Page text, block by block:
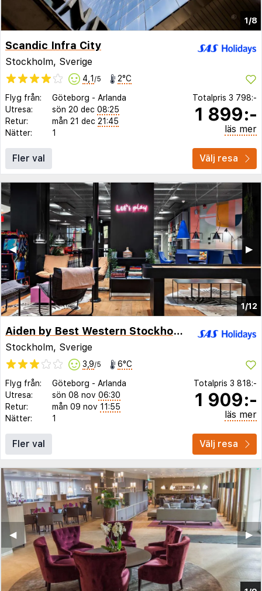
1/8
Scandic Infra City
Stockholm, Sverige
4,1 /5 2°C
Flyg från: Göteborg - Arlanda
Utresa:
sön 20 dec 08:25
Retur:
mån 21 dec 21:45
Nätter:
1
Totalpris 3 798:-
1 899:-
läs mer
Fler val Välj resa
1/12
▶︎
◀︎
Aiden by Best Western Stockholm City
Stockholm, Sverige
3,9/5 6°C
Flyg från: Göteborg - Arlanda
Utresa:
sön 08 nov 06:30
Retur:
mån 09 nov 11:55
Nätter:
1
Totalpris 3 818:-
1 909:-
läs mer
Fler val Välj resa
▶︎
◀︎